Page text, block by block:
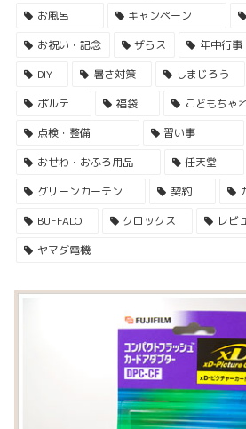
お風呂
キャンペーン
お祝い・記念
ザらス 年中行事
DIY
暑さ対策 しまじろう
ポルテ
福袋 こどもちゃ
点検・整備
習い事
おせわ・おふろ用品
任天堂
グリーンカーテン
契約
BUFFALO
クロックス レビ
ヤマダ電機